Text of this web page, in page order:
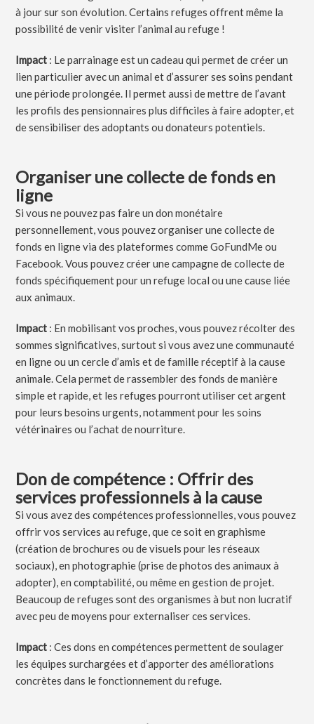
à jour sur son évolution. Certains refuges offrent même la
possibilité de venir visiter l’animal au refuge !
Impact : Le parrainage est un cadeau qui permet de créer un
lien particulier avec un animal et d’assurer ses soins pendant
une période prolongée. Il permet aussi de mettre de l’avant
les profils des pensionnaires plus difficiles à faire adopter, et
de sensibiliser des adoptants ou donateurs potentiels.
Organiser une collecte de fonds en
ligne
Si vous ne pouvez pas faire un don monétaire
personnellement, vous pouvez organiser une collecte de
fonds en ligne via des plateformes comme GoFundMe ou
Facebook. Vous pouvez créer une campagne de collecte de
fonds spécifiquement pour un refuge local ou une cause liée
aux animaux.
Impact : En mobilisant vos proches, vous pouvez récolter des
sommes significatives, surtout si vous avez une communauté
en ligne ou un cercle d’amis et de famille réceptif à la cause
animale. Cela permet de rassembler des fonds de manière
simple et rapide, et les refuges pourront utiliser cet argent
pour leurs besoins urgents, notamment pour les soins
vétérinaires ou l’achat de nourriture.
Don de compétence : Offrir des
services professionnels à la cause
Si vous avez des compétences professionnelles, vous pouvez
offrir vos services au refuge, que ce soit en graphisme
(création de brochures ou de visuels pour les réseaux
sociaux), en photographie (prise de photos des animaux à
adopter), en comptabilité, ou même en gestion de projet.
Beaucoup de refuges sont des organismes à but non lucratif
avec peu de moyens pour externaliser ces services.
Impact : Ces dons en compétences permettent de soulager
les équipes surchargées et d’apporter des améliorations
concrètes dans le fonctionnement du refuge.